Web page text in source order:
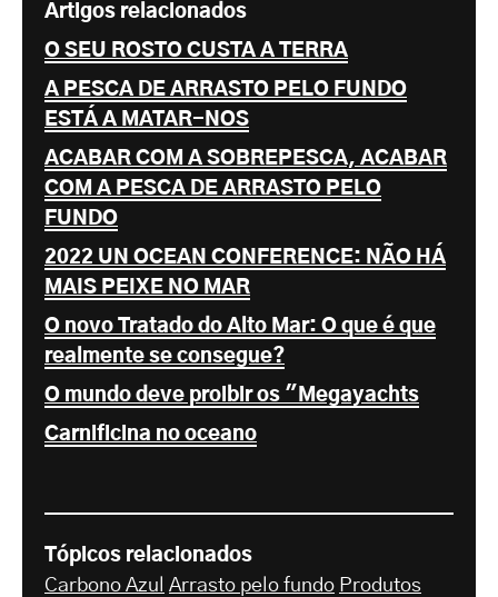
Artigos relacionados
O SEU ROSTO CUSTA A TERRA
A PESCA DE ARRASTO PELO FUNDO
ESTÁ A MATAR-NOS
ACABAR COM A SOBREPESCA, ACABAR
COM A PESCA DE ARRASTO PELO
FUNDO
2022 UN OCEAN CONFERENCE: NÃO HÁ
MAIS PEIXE NO MAR
O novo Tratado do Alto Mar: O que é que
realmente se consegue?
O mundo deve proibir os "Megayachts
Carnificina no oceano
Tópicos relacionados
Carbono Azul Arrasto pelo fundo Produtos